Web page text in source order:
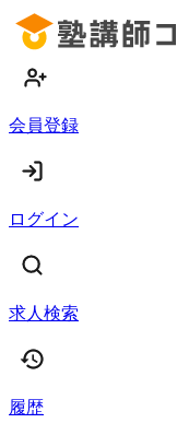
会員登録
ログイン
求人検索
履歴